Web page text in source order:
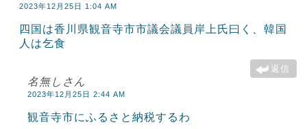
2023年12月25日 1:04 AM
四国は香川県観音寺市市議会議員岸上氏曰く、韓国
人は乞食
返信
名無しさん
2023年12月25日 2:44 AM
観音寺市にふるさと納税するわ